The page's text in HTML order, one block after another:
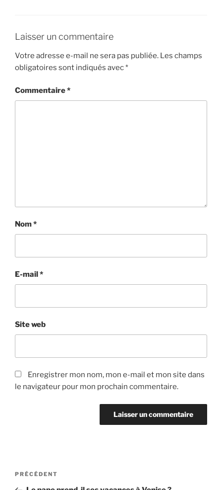
Laisser un commentaire
Votre adresse e-mail ne sera pas publiée. Les champs
obligatoires sont indiqués avec*
Commentaire*
Nom*
E-mail *
Site web
Enregistrer mon nom, mon e-mail et mon site dans
le navigateur pour mon prochain commentaire.
Navigation
Article
précédent
PRÉCÉDENT